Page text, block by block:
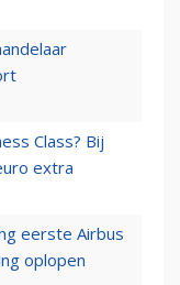
Class? Bij
extra
eerste Airbus
oplopen